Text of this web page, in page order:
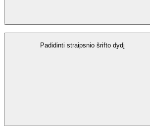
Padidinti straipsnio šrifto dydį